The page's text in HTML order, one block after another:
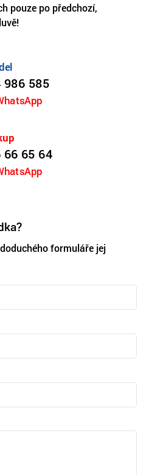
pouze po předchozí,
986 585
66 65 64
formuláře jej